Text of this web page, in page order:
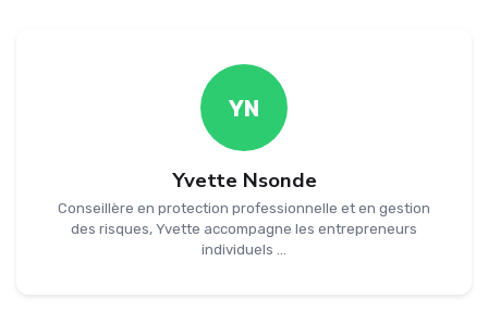
YN
Yvette Nsonde
Conseillère en protection professionnelle et en gestion
des risques, Yvette accompagne les entrepreneurs
individuels ...